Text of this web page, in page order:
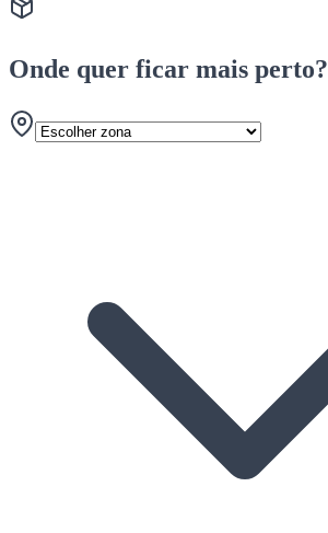
Onde quer ficar mais perto?